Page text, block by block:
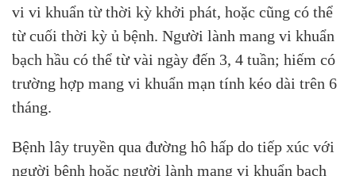
vi vi khuẩn từ thời kỳ khởi phát, hoặc cũng có thể
từ cuối thời kỳ ủ bệnh. Người lành mang vi khuẩn
bạch hầu có thể từ vài ngày đến 3, 4 tuần; hiếm có
trường hợp mang vi khuẩn mạn tính kéo dài trên 6
tháng.
Bệnh lây truyền qua đường hô hấp do tiếp xúc với
người bệnh hoặc người lành mang vi khuẩn bạch